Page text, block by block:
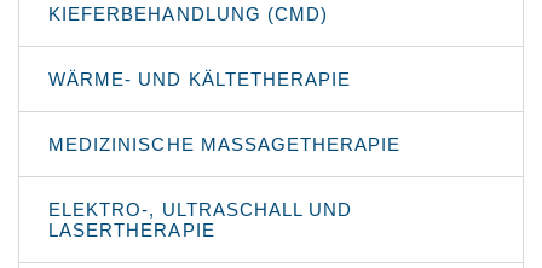
KIEFERBEHANDLUNG (CMD)
WÄRME- UND KÄLTETHERAPIE
MEDIZINISCHE MASSAGETHERAPIE
ELEKTRO-, ULTRASCHALL UND
LASERTHERAPIE